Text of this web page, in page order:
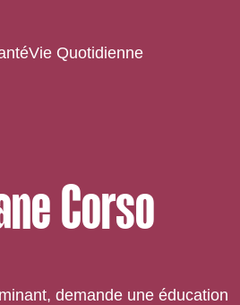
Vie Quotidienne
Corso
demande une éducation